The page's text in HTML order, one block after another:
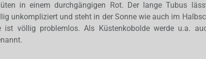
in einem durchgängigen Rot. Der lange Tubus
unkompliziert und steht in der Sonne wie auch im
ist völlig problemlos. Als Küstenkobolde werde u.a.